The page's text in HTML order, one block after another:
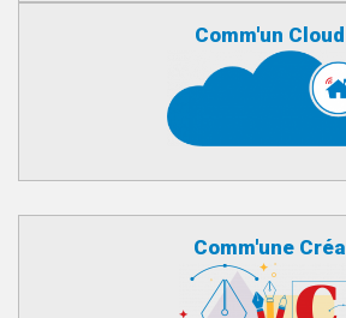
Comm'un Cloud
Comm'une Créa